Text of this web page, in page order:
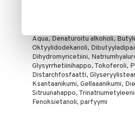
Aqua, Denaturoitu alkoholi,
Oktyylidodekanoli,
Dihydromyricetiini,
Glysyrrhetiinihappo, Tokoferoli,
Distarchfosfaatti,
Ksantaanikumi, Gellaaanikumi,
Sitruunahappo,
Fenoksietanoli, parfyymi